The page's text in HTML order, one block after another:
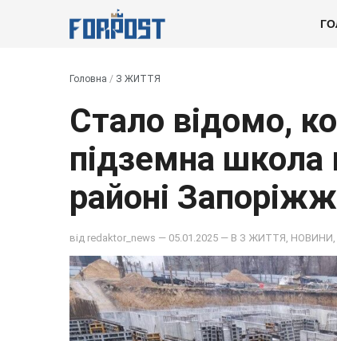
Головна / З ЖИТТЯ
Стало відомо,
підземна
районі
від redaktor_news — 05.01.2025 — В З ЖИТТЯ НОВИНИ